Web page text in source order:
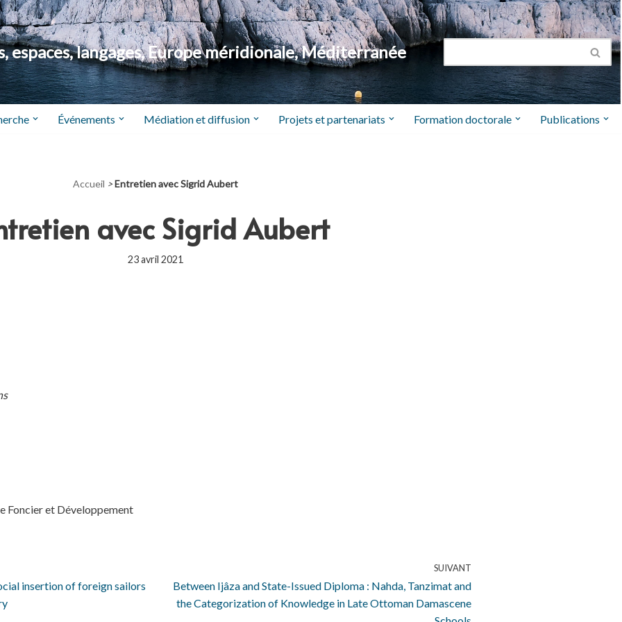
espaces, langages, Europe méridionale, Méditerranée
Événements Médiation et diffusion Projets et partenariats Formation doctorale Publications
Accueil >Entretien avec Sigrid Aubert
avec Sigrid Aubert
23 avril 2021
Foncier et Développement
insertion of foreign sailors
SUIVANT
Between Ijâza and State-Issued Diploma : Nahda, Tanzimat and
the Categorization of Knowledge in Late Ottoman Damascene